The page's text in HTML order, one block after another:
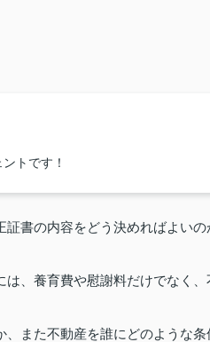
トです！
書の内容をどう決めればよい
、養育費や慰謝料だけでなく
また不動産を誰にどのような